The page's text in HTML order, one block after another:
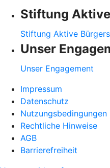
Stiftung
Stiftung Aktive
Unser
Unser Engagement
Impressum
Datenschutz
Nutzungsbedingungen
Rechtliche Hinweise
AGB
Barrierefreiheit